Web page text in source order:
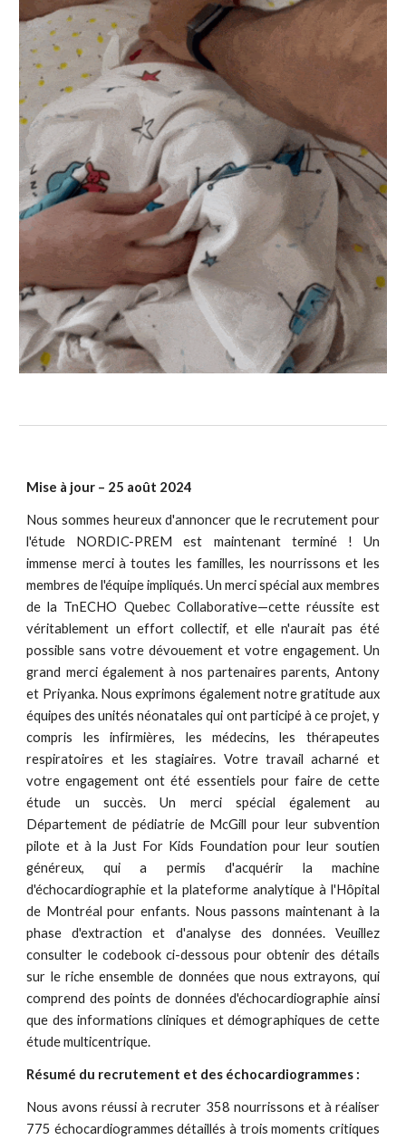
Mise à jour – 25 août 2024
Nous sommes heureux d'annoncer que le recrutement pour
l'étude NORDIC-PREM est maintenant terminé ! Un
immense merci à toutes les familles, les nourrissons et les
membres de l'équipe impliqués. Un merci spécial aux membres
de la TnECHO Quebec Collaborative—cette réussite est
véritablement un effort collectif, et elle n'aurait pas été
possible sans votre dévouement et votre engagement. Un
grand merci également à nos partenaires parents, Antony
et Priyanka. Nous exprimons également notre gratitude aux
équipes des unités néonatales qui ont participé à ce projet, y
compris les infirmières, les médecins, les thérapeutes
respiratoires et les stagiaires. Votre travail acharné et
votre engagement ont été essentiels pour faire de cette
étude un succès. Un merci spécial également au
Département de pédiatrie de McGill pour leur subvention
pilote et à la Just For Kids Foundation pour leur soutien
généreux, qui a permis d'acquérir la machine
d'échocardiographie et la plateforme analytique à l'Hôpital
de Montréal pour enfants. Nous passons maintenant à la
phase d'extraction et d'analyse des données. Veuillez
consulter le codebook ci-dessous pour obtenir des détails
sur le riche ensemble de données que nous extrayons, qui
comprend des points de données d'échocardiographie ainsi
que des informations cliniques et démographiques de cette
étude multicentrique.
Résumé du recrutement et des échocardiogrammes :
Nous avons réussi à recruter 358 nourrissons et à réaliser
775 échocardiogrammes détaillés à trois moments critiques